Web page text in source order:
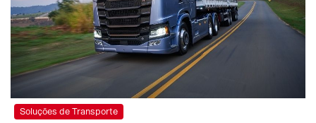
Soluções de Transporte